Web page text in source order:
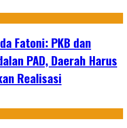
Fatoni: PKB dan
PAD, Daerah Harus
Realisasi